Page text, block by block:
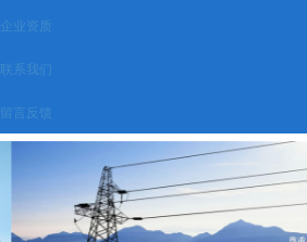
企业资质
联系我们
留言反馈